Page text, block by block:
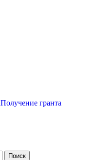
Получение гранта
Поиск